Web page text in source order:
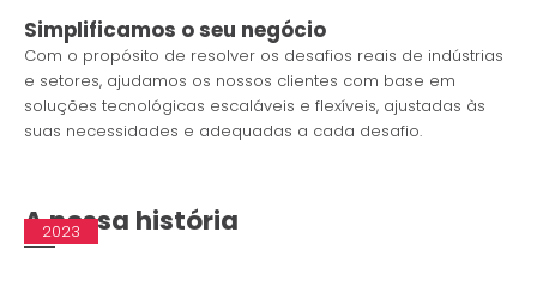
Simplificamos o seu negócio
Com o propósito de resolver os desafios reais de indústrias
e setores, ajudamos os nossos clientes com base em
soluções tecnológicas escaláveis e flexíveis, ajustadas às
suas necessidades e adequadas a cada desafio.
A nossa história
1998
2015
2017
2019
2020
2021
2022
2023